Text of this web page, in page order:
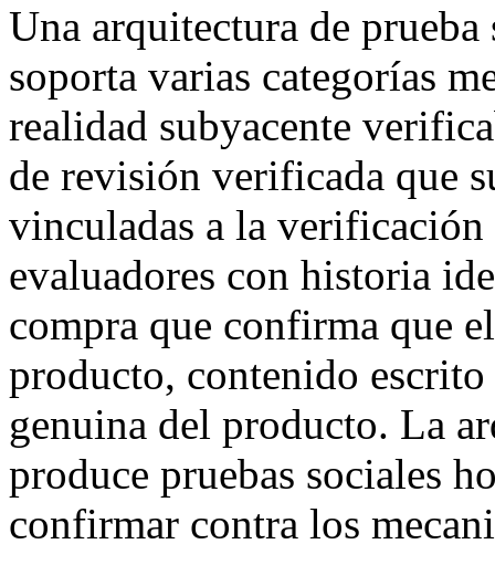
Una arquitectura de
soporta varias categorías
realidad subyacente
de revisión verificada que
vinculadas a la
evaluadores con historia
compra que confirma que
producto, contenido
genuina del producto. La
produce pruebas sociales
confirmar contra los